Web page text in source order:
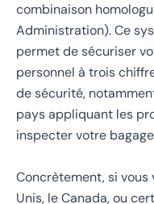
combinaison
Administration). Ce
permet de sécuriser
personnel à trois
de sécurité,
pays appliquant les
inspecter votre
Concrètement, si vous
Unis, le Canada, ou